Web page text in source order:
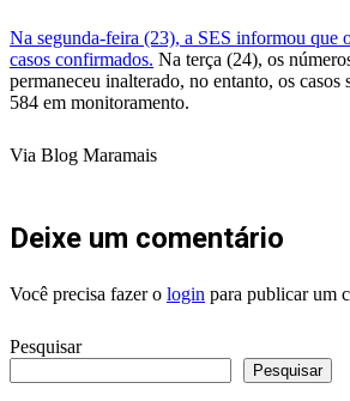
Na segunda-feira (23), a SES informou que
casos confirmados. Na terça (24), os
permaneceu inalterado, no entanto, os casos
584 em monitoramento.
Via Blog Maramais
Deixe um comentário
Você precisa fazer o login para publicar um
Pesquisar
Pesquisar